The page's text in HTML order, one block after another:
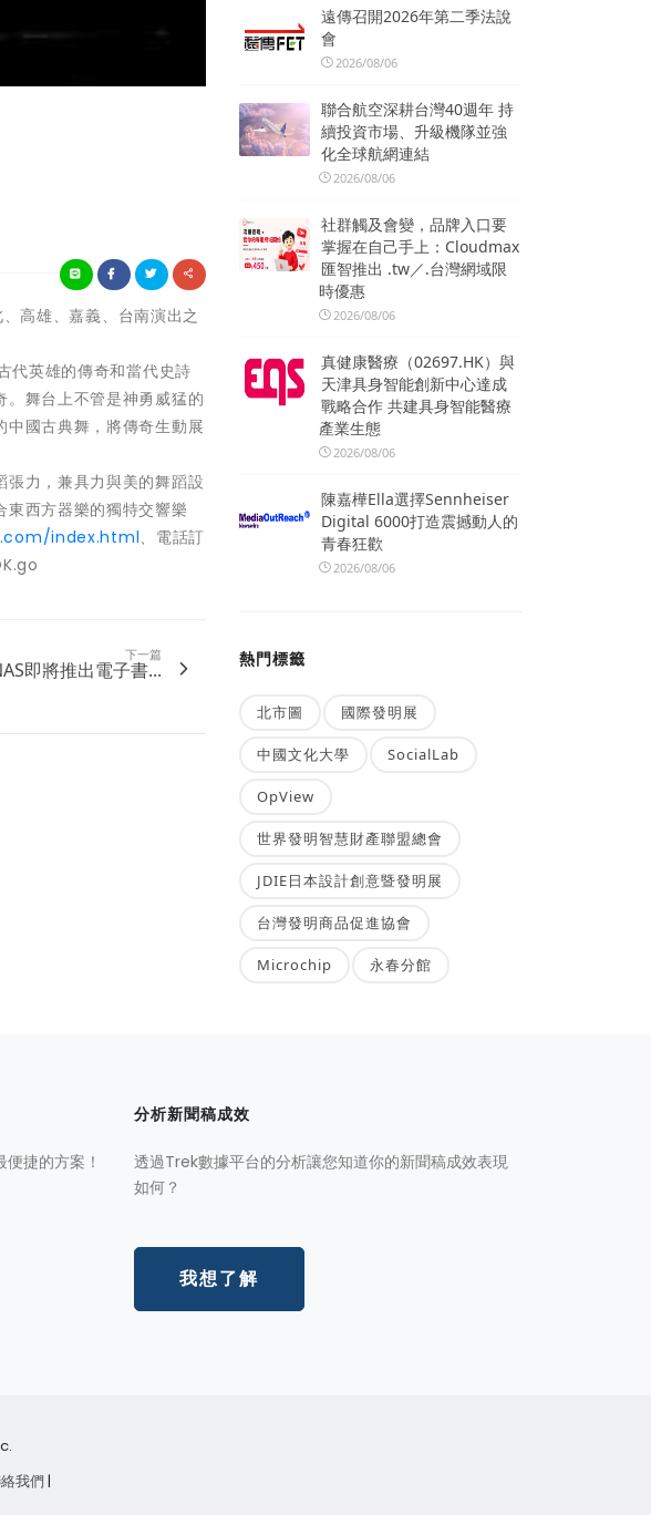
高雄、嘉義、台南演出之
代英雄的傳奇和當代史詩
舞台上不管是神勇威猛的
國古典舞，將傳奇生動展
力，兼具力與美的舞蹈設
西方器樂的獨特交響樂
index.html、電話訂
下一篇
即將推出電子書...
遠傳召開2026年第二季法說
會
2026/08/06
聯合航空深耕台灣40週年 持
續投資市場、升級機隊並強
化全球航網連結
2026/08/06
社群觸及會變，品牌入口要
掌握在自己手上：Cloudmax
匯智推出 .tw／.台灣網域限
時優惠
2026/08/06
真健康醫療（02697.HK）與
天津具身智能創新中心達成
戰略合作 共建具身智能醫療
產業生態
2026/08/06
陳嘉樺Ella選擇Sennheiser
Digital 6000打造震撼動人的
青春狂歡
2026/08/06
熱門標籤
北市圖 國際發明展
中國文化大學 SocialLab
OpView
世界發明智慧財產聯盟總會
JDIE日本設計創意暨發明展
台灣發明商品促進協會
Microchip 永春分館
捷的方案！
分析新聞稿成效
透過Trek數據平台的分析讓您知道你的新聞稿成效表現
如何？
我想了解
我們 |